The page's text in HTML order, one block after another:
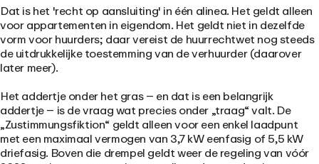
Dat is het 'recht op aansluiting' in één alinea. Het geldt alleen
voor appartementen in eigendom. Het geldt niet in dezelfde
vorm voor huurders; daar vereist de huurrechtwet nog steeds
de uitdrukkelijke toestemming van de verhuurder (daarover
later meer).
Het addertje onder het gras – en dat is een belangrijk
addertje – is de vraag wat precies onder „traag“ valt. De
„Zustimmungsfiktion“ geldt alleen voor een enkel laadpunt
met een maximaal vermogen van3,7 kW eenfasig of 5,5 kW
driefasig. Boven die drempel geldt weer de regeling van vóór